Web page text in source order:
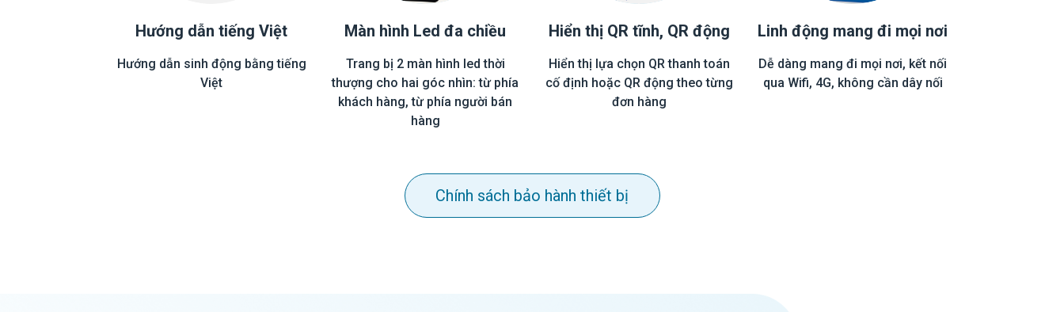
Hướng dẫn tiếng Việt
Hướng dẫn sinh động bằng tiếng
Việt
Màn hình Led đa chiều
Trang bị 2 màn hình led thời
thượng cho hai góc nhìn: từ phía
khách hàng, từ phía người bán
hàng
Hiển thị QR tĩnh, QR động
Hiển thị lựa chọn QR thanh toán
cố định hoặc QR động theo từng
đơn hàng
Linh động mang đi mọi nơi
Dễ dàng mang đi mọi nơi, kết nối
qua Wifi, 4G, không cần dây nối
Chính sách bảo hành thiết bị